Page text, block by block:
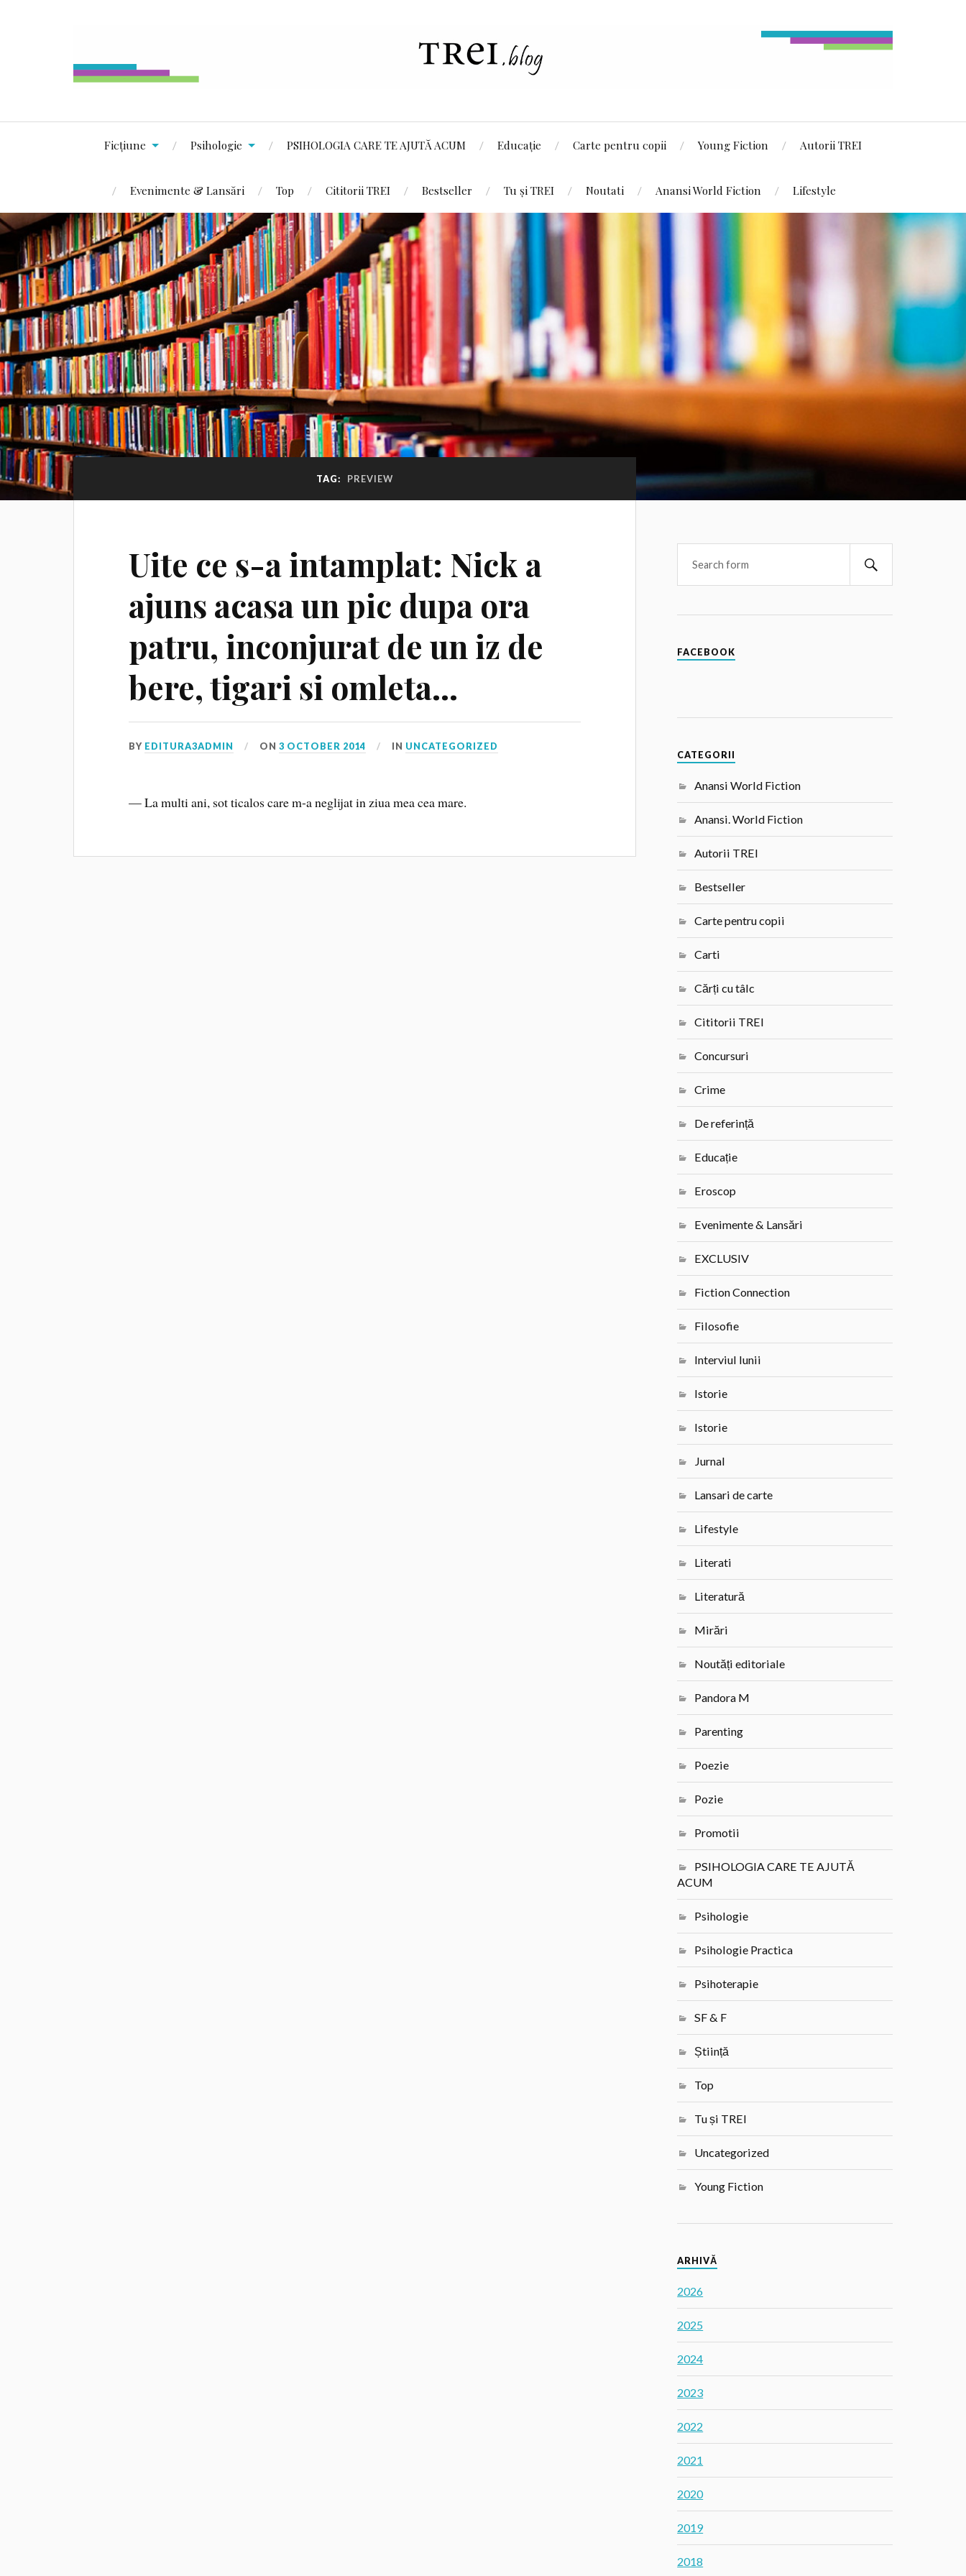
Ficțiune Psihologie PSIHOLOGIA CARE TE AJUTĂ ACUM Educație Carte pentru copii Young Fiction Autorii TREI
Evenimente & Lansări Top Cititorii TREI Bestseller Tu și TREI Noutati Anansi World Fiction Lifestyle
TAG: PREVIEW
Uite ce s-a intamplat: Nick a
ajuns acasa un pic dupa ora
patru, inconjurat de un iz de
bere, tigari si omleta…
BY EDITURA3ADMIN ON3 OCTOBER 2014 IN UNCATEGORIZED
— La multi ani, sot ticalos care m-a neglijat in ziua mea cea mare.
FACEBOOK
CATEGORII
Anansi World Fiction
Anansi. World Fiction
Autorii TREI
Bestseller
Carte pentru copii
Carti
Cărți cu tâlc
Cititorii TREI
Concursuri
Crime
De referință
Educație
Eroscop
Evenimente & Lansări
EXCLUSIV
Fiction Connection
Filosofie
Interviul lunii
Istorie
Istorie
Jurnal
Lansari de carte
Lifestyle
Literati
Literatură
Mirări
Noutăți editoriale
Pandora M
Parenting
Poezie
Pozie
Promotii
PSIHOLOGIA CARE TE AJUTĂ
ACUM
Psihologie
Psihologie Practica
Psihoterapie
SF & F
Știință
Top
Tu și TREI
Uncategorized
Young Fiction
ARHIVĂ
2026
2025
2024
2023
2022
2021
2020
2019
2018